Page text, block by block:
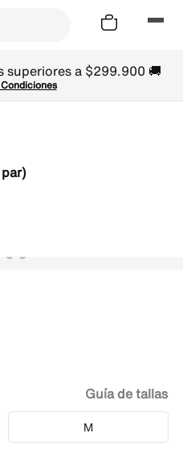
superiores a $299.900 🚚
M
Guía de tallas